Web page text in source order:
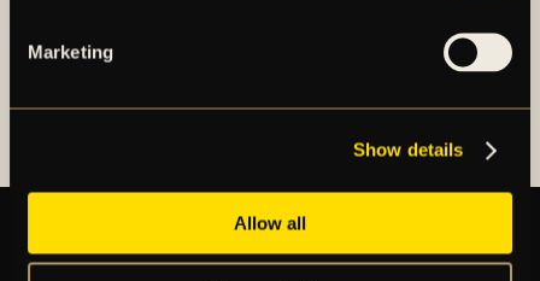
Marketing
Show details
Allow all
OM AIK FOTBOLL AB